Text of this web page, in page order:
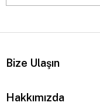
Bize Ulaşın
Hakkımızda